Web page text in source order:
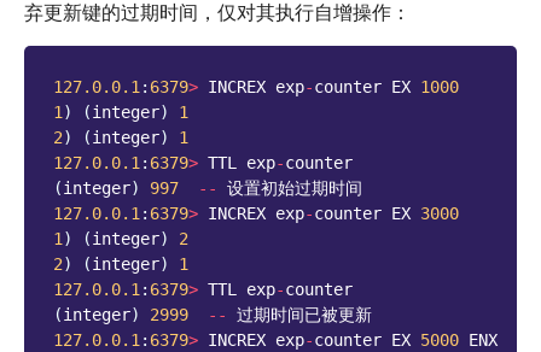
弃更新键的过期时间，仅对其执行自增操作：
127.0.0.1: 6379> INCREX exp-counter EX 1000
1) (integer)
1
2) (integer)
1
127.0.0.1: 6379> TTL exp-counter
(integer) 997 --
设置初始过期时间
127.0.0.1: 6379> INCREX exp-counter EX 3000
1) (integer)
2
2) (integer)
1
127.0.0.1: 6379> TTL exp-counter
(integer) 2999 --
过期时间已被更新
127.0.0.1: 6379> INCREX exp-counter EX 5000 ENX